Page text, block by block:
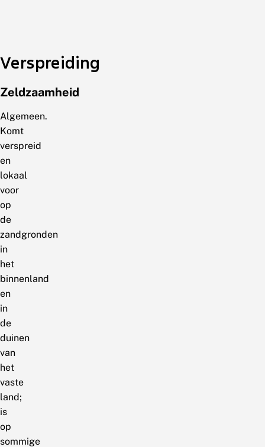
Verspreiding
Zeldzaamheid
Algemeen.
Komt
verspreid
en
lokaal
voor
op
de
zandgronden
in
het
binnenland
en
in
de
duinen
van
het
vaste
land;
is
op
sommige